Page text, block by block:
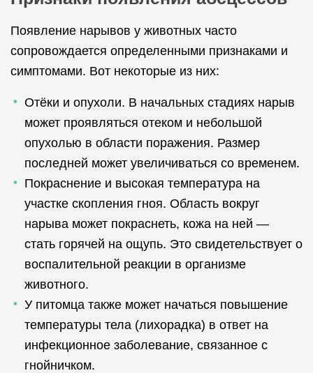
Появление нарывов у животных часто
сопровождается определенными признаками и
симптомами. Вот некоторые из них:
Отёки и опухоли. В начальных стадиях нарыв
может проявляться отеком и небольшой
опухолью в области поражения. Размер
последней может увеличиваться со временем.
Покраснение и высокая температура на
участке скопления гноя. Область вокруг
нарыва может покраснеть, кожа на ней —
стать горячей на ощупь. Это свидетельствует о
воспалительной реакции в организме
животного.
У питомца также может начаться повышение
температуры тела (лихорадка) в ответ на
инфекционное заболевание, связанное с
гнойничком.